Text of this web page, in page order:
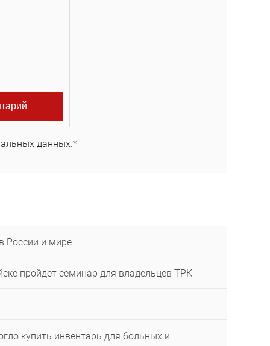
данных.*
России и мире
пройдет семинар для владельцев ТРК
купить инвентарь для больных и